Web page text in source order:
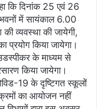
कि दिनांक 25 एवं 26
में सायंकाल 6.00
व्यवस्था की जायेगी,
प्रयोग किया जायेगा।
के माध्यम से
किया जायेगा।
19 के दृष्टिगत स्कूलों
का आयोजन नहीं